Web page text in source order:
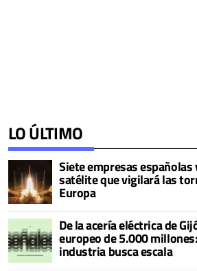
LO ÚLTIMO
Siete empresas españolas
satélite que vigilará las
Europa
De la acería eléctrica de
europeo de 5.000
industria busca escala